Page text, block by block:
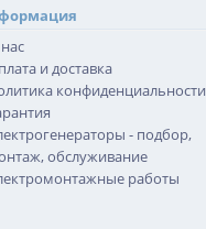
и доставка
конфиденциальности
- подбор,
обслуживание
работы